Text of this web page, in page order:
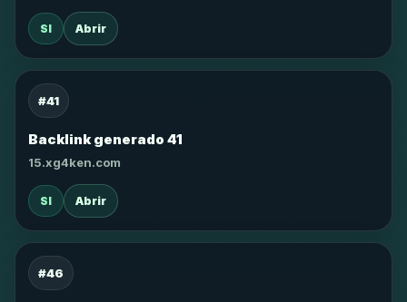
SI Abrir
#41
Backlink generado 41
15.xg4ken.com
SI Abrir
#46